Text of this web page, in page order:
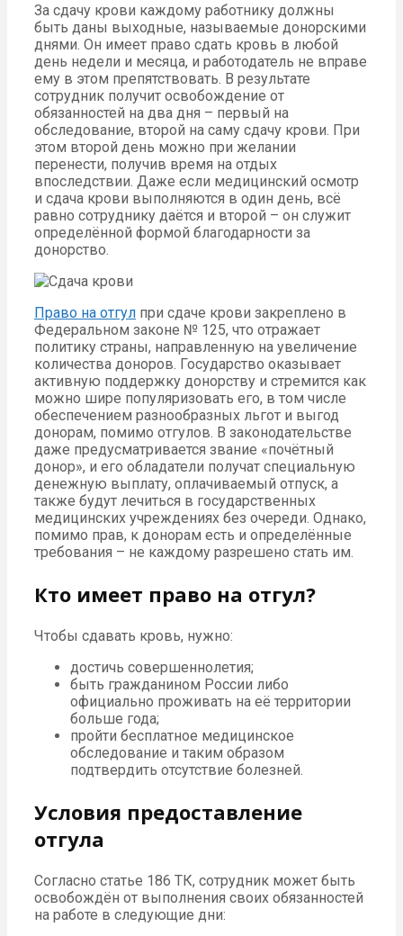
За сдачу крови каждому работнику должны
быть даны выходные, называемые донорскими
днями. Он имеет право сдать кровь в любой
день недели и месяца, и работодатель не вправе
ему в этом препятствовать. В результате
сотрудник получит освобождение от
обязанностей на два дня – первый на
обследование, второй на саму сдачу крови. При
этом второй день можно при желании
перенести, получив время на отдых
впоследствии. Даже если медицинский осмотр
и сдача крови выполняются в один день, всё
равно сотруднику даётся и второй – он служит
определённой формой благодарности за
донорство.
Право на отгул при сдаче крови закреплено в
Федеральном законе № 125, что отражает
политику страны, направленную на увеличение
количества доноров. Государство оказывает
активную поддержку донорству и стремится как
можно шире популяризовать его, в том числе
обеспечением разнообразных льгот и выгод
донорам, помимо отгулов. В законодательстве
даже предусматривается звание «почётный
донор», и его обладатели получат специальную
денежную выплату, оплачиваемый отпуск, а
также будут лечиться в государственных
медицинских учреждениях без очереди. Однако,
помимо прав, к донорам есть и определённые
требования – не каждому разрешено стать им.
Кто имеет право на отгул?
Чтобы сдавать кровь, нужно:
достичь совершеннолетия;
быть гражданином России либо
официально проживать на её территории
больше года;
пройти бесплатное медицинское
обследование и таким образом
подтвердить отсутствие болезней.
Условия предоставление
отгула
Согласно статье 186 ТК, сотрудник может быть
освобождён от выполнения своих обязанностей
на работе в следующие дни: